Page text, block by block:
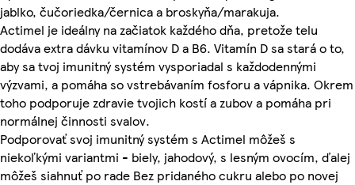
jablko, čučoriedka/černica a broskyňa/marakuja.
Actimel je ideálny na začiatok každého dňa, pretože telu
dodáva extra dávku vitamínov D a B6. Vitamín D sa stará o to,
aby sa tvoj imunitný systém vysporiadal s každodennými
výzvami, a pomáha so vstrebávaním fosforu a vápnika. Okrem
toho podporuje zdravie tvojich kostí a zubov a pomáha pri
normálnej činnosti svalov.
Podporovať svoj imunitný systém s Actimel môžeš s
niekoľkými variantmi - biely, jahodový, s lesným ovocím, ďalej
môžeš siahnuť po rade Bez pridaného cukru alebo po novej